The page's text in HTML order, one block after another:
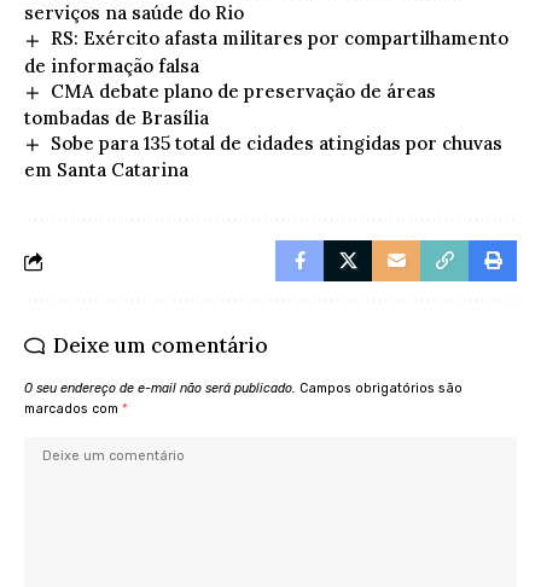
serviços na saúde do Rio
RS: Exército afasta militares por compartilhamento
de informação falsa
CMA debate plano de preservação de áreas
tombadas de Brasília
Sobe para 135 total de cidades atingidas por chuvas
em Santa Catarina
Deixe um comentário
O seu endereço de e-mail não será publicado. Campos obrigatórios são
marcados com *